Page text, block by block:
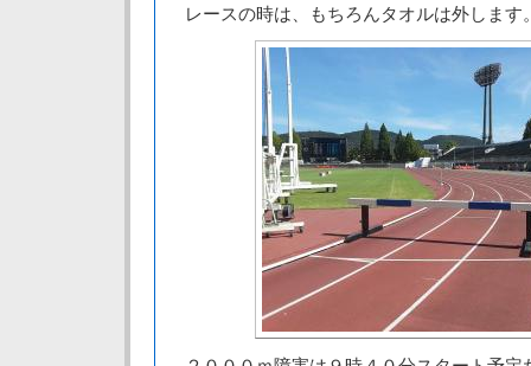
レースの時は、もちろんタオルは外します